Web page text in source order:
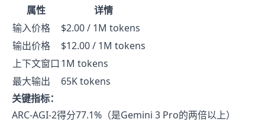
属性
详情
输入价格
$2.00 / 1M tokens
输出价格
$12.00 / 1M tokens
上下文窗口 1M tokens
最大输出
65K tokens
关键指标：
ARC-AGI-2得分77.1%（是Gemini 3 Pro的两倍以上）